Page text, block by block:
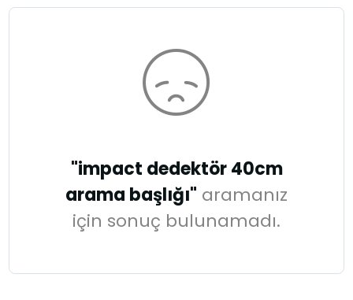
"impact dedektör 40cm
arama başlığı" aramanız
için sonuç bulunamadı.